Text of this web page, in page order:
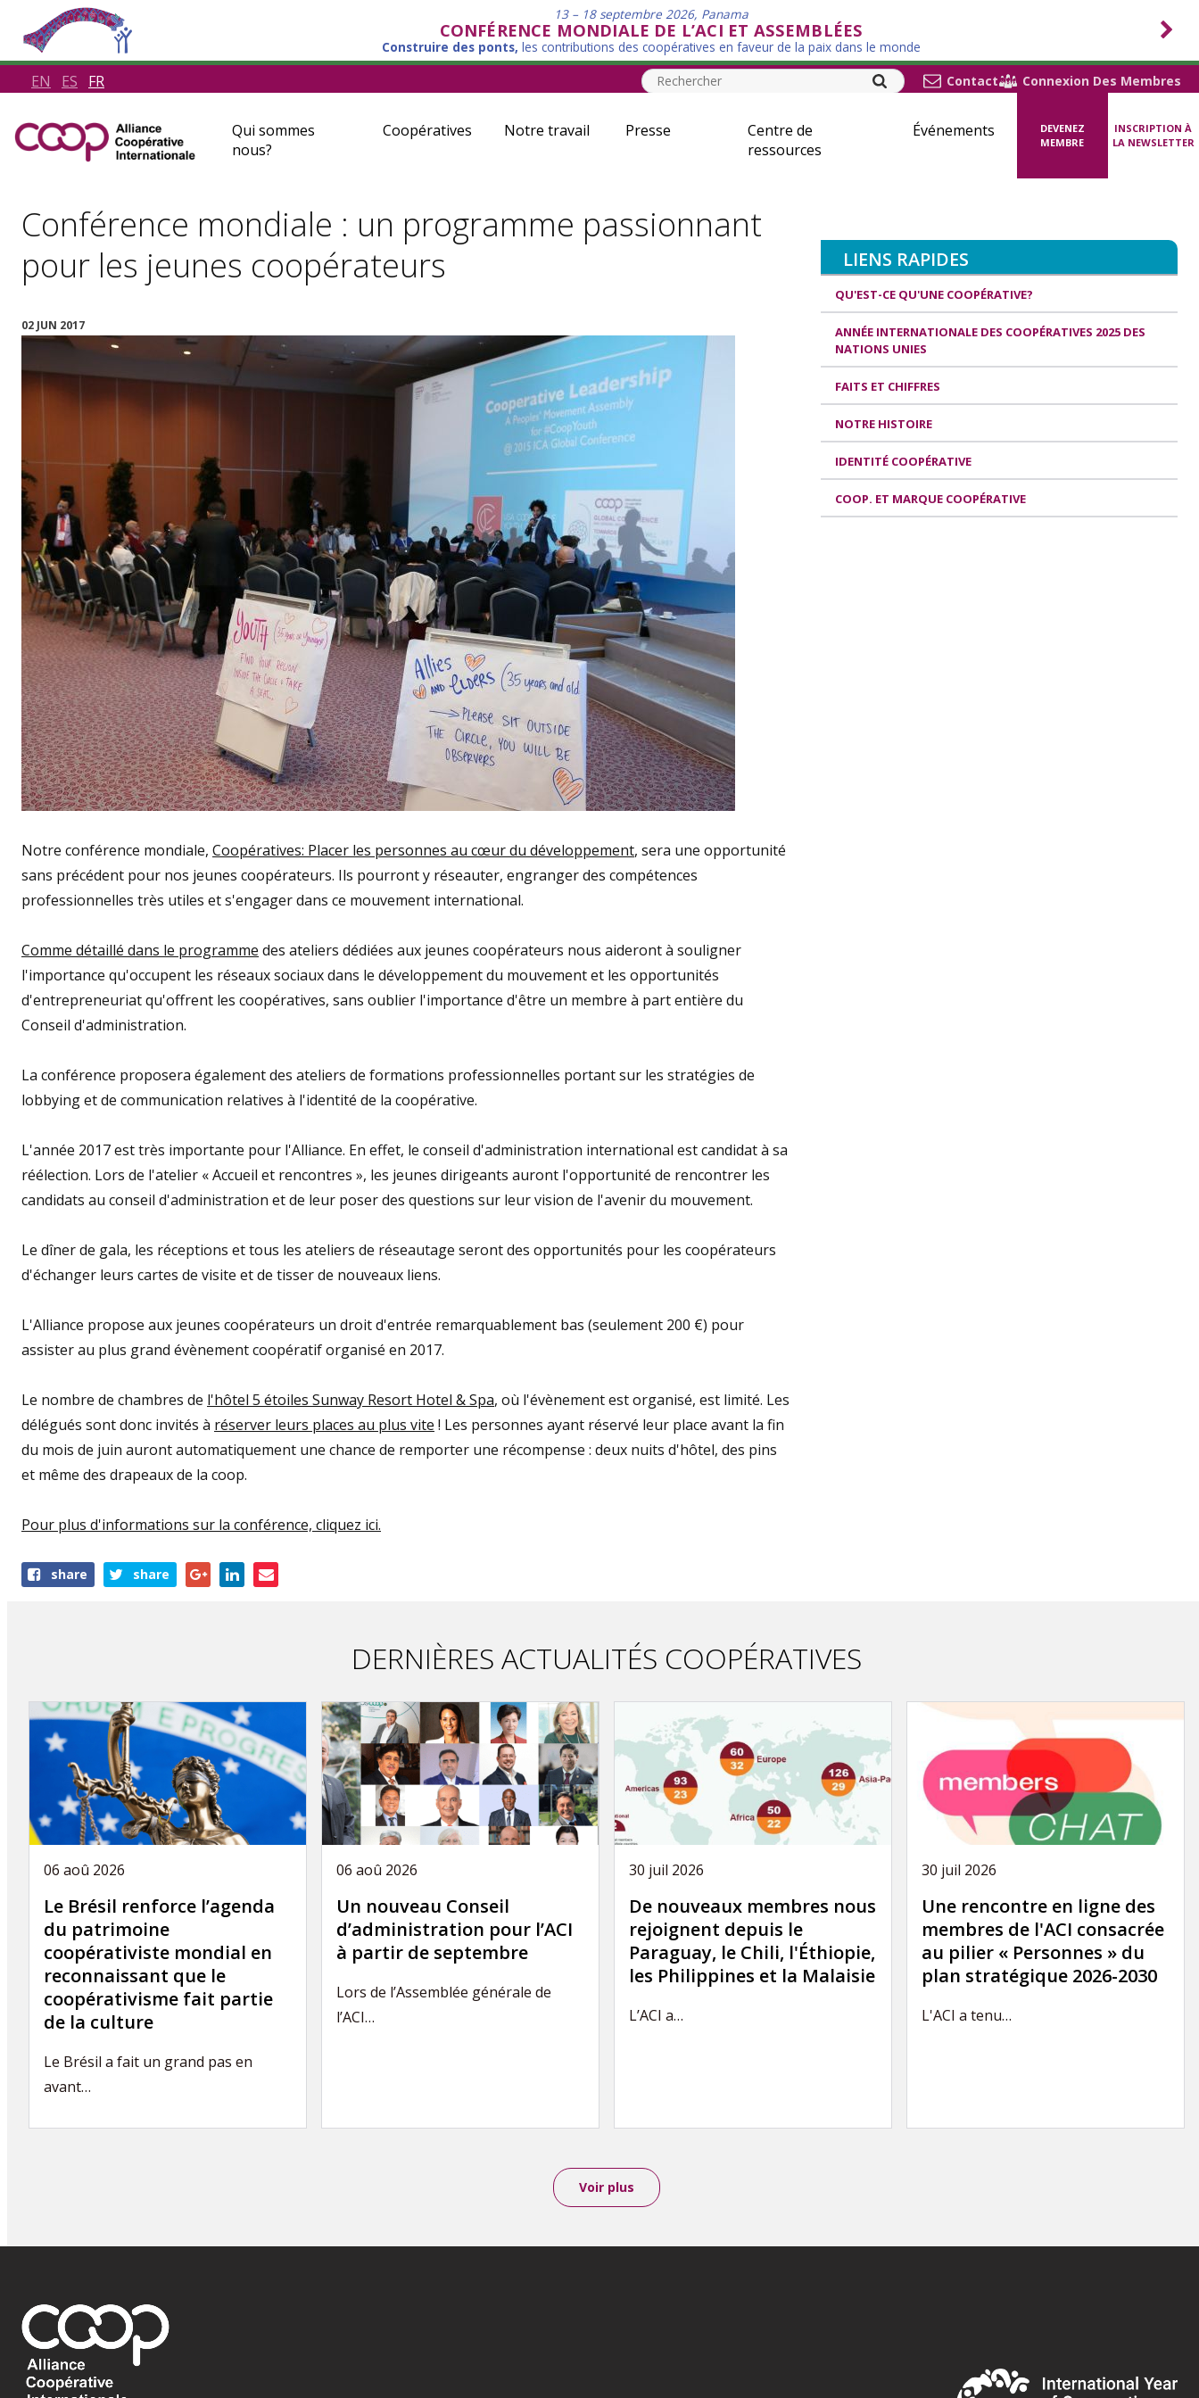
13 – 18 septembre 2026, Panama
CONFÉRENCE MONDIALE DE L’ACI ET ASSEMBLÉES
Construire des ponts, les contributions des coopératives en faveur de la paix dans le monde
EN ES FR Contact Connexion Des Membres
Qui sommes
nous?
Coopératives Notre travail Presse
Centre de
ressources
Événements
DEVENEZ
MEMBRE
INSCRIPTION À
LA NEWSLETTER
Conférence mondiale : un programme passionnant
pour les jeunes coopérateurs
02 JUN 2017
Notre conférence mondiale, Coopératives: Placer les personnes au cœur du développement, sera une opportunité
sans précédent pour nos jeunes coopérateurs. Ils pourront y réseauter, engranger des compétences
professionnelles très utiles et s'engager dans ce mouvement international.
Comme détaillé dans le programme des ateliers dédiées aux jeunes coopérateurs nous aideront à souligner
l'importance qu'occupent les réseaux sociaux dans le développement du mouvement et les opportunités
d'entrepreneuriat qu'offrent les coopératives, sans oublier l'importance d'être un membre à part entière du
Conseil d'administration.
La conférence proposera également des ateliers de formations professionnelles portant sur les stratégies de
lobbying et de communication relatives à l'identité de la coopérative.
L'année 2017 est très importante pour l'Alliance. En effet, le conseil d'administration international est candidat à sa
réélection. Lors de l'atelier « Accueil et rencontres », les jeunes dirigeants auront l'opportunité de rencontrer les
candidats au conseil d'administration et de leur poser des questions sur leur vision de l'avenir du mouvement.
Le dîner de gala, les réceptions et tous les ateliers de réseautage seront des opportunités pour les coopérateurs
d'échanger leurs cartes de visite et de tisser de nouveaux liens.
L'Alliance propose aux jeunes coopérateurs un droit d'entrée remarquablement bas (seulement 200 €) pour
assister au plus grand évènement coopératif organisé en 2017.
Le nombre de chambres de l'hôtel 5 étoiles Sunway Resort Hotel & Spa, où l'évènement est organisé, est limité. Les
délégués sont donc invités à réserver leurs places au plus vite ! Les personnes ayant réservé leur place avant la fin
du mois de juin auront automatiquement une chance de remporter une récompense : deux nuits d'hôtel, des pins
et même des drapeaux de la coop.
Pour plus d'informations sur la conférence, cliquez ici.
Shareshare share
DERNIÈRES ACTUALITÉS COOPÉRATIVES
06 aoû 2026
Le Brésil renforce l’agenda
du patrimoine
coopérativiste mondial en
reconnaissant que le
coopérativisme fait partie
de la culture
Le Brésil a fait un grand pas en
avant…
06 aoû 2026
Un nouveau Conseil
d’administration pour l’ACI
à partir de septembre
Lors de l’Assemblée générale de
l’ACI…
30 juil 2026
De nouveaux membres nous
rejoignent depuis le
Paraguay, le Chili, l'Éthiopie,
les Philippines et la Malaisie
L’ACI a…
30 juil 2026
Une rencontre en ligne des
membres de l'ACI consacrée
au pilier « Personnes » du
plan stratégique 2026-2030
L'ACI a tenu…
Voir plus
LIENS RAPIDES
QU'EST-CE QU'UNE COOPÉRATIVE?
ANNÉE INTERNATIONALE DES COOPÉRATIVES 2025 DES
NATIONS UNIES
FAITS ET CHIFFRES
NOTRE HISTOIRE
IDENTITÉ COOPÉRATIVE
COOP. ET MARQUE COOPÉRATIVE